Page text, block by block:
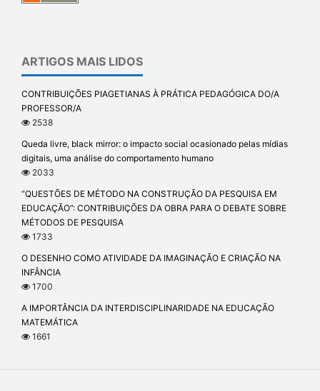
ARTIGOS MAIS LIDOS
CONTRIBUIÇÕES PIAGETIANAS À PRÁTICA PEDAGÓGICA DO/A
PROFESSOR/A
2538
Queda livre, black mirror: o impacto social ocasionado pelas mídias
digitais, uma análise do comportamento humano
2033
“QUESTÕES DE MÉTODO NA CONSTRUÇÃO DA PESQUISA EM
EDUCAÇÃO”: CONTRIBUIÇÕES DA OBRA PARA O DEBATE SOBRE
MÉTODOS DE PESQUISA
1733
O DESENHO COMO ATIVIDADE DA IMAGINAÇÃO E CRIAÇÃO NA
INFÂNCIA
1700
A IMPORTÂNCIA DA INTERDISCIPLINARIDADE NA EDUCAÇÃO
MATEMÁTICA
1661